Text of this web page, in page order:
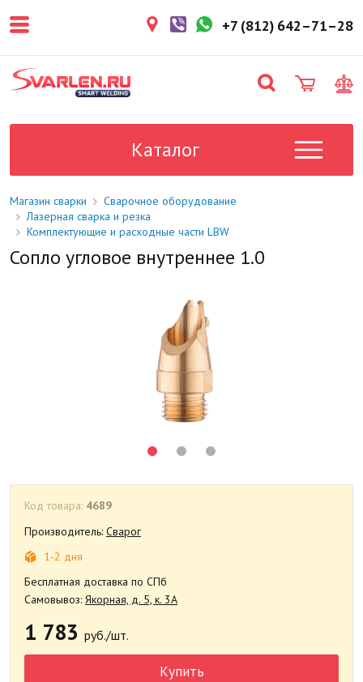
более 3 рабочих дней.
поставки в магазин: 1-2 рабочих
дня.
Данный товар отсутствует на
уточните у менеджера.
+7 (812) 642–71–28
Каталог
Магазин сварки
Сварочное оборудование
Лазерная сварка и резка
Комплектующие и расходные части LBW
Сопло угловое внутреннее 1.0
Код товара: 4689
Производитель: Сварог
1-2 дня
Бесплатная доставка по СПб
Самовывоз: Якорная, д. 5, к. 3А
1 783 руб./шт.
Купить